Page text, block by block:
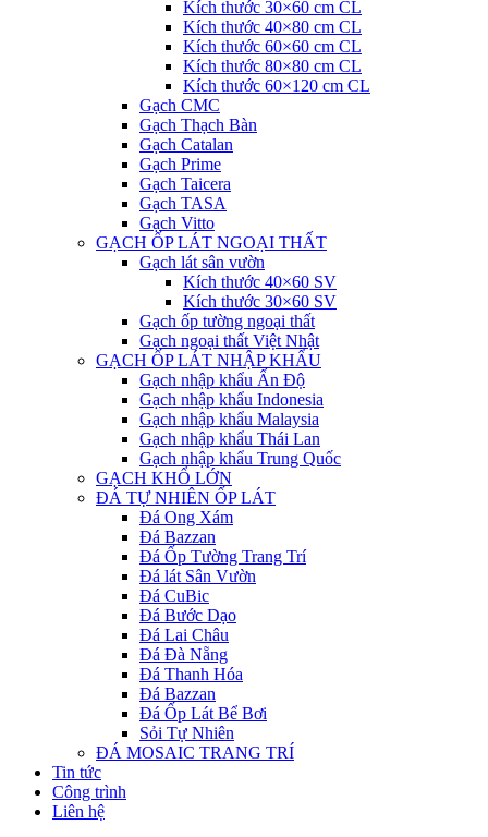
Kích thước 30×60 cm CL
Kích thước 40×80 cm CL
Kích thước 60×60 cm CL
Kích thước 80×80 cm CL
Kích thước 60×120 cm CL
Gạch CMC
Gạch Thạch Bàn
Gạch Catalan
Gạch Prime
Gạch Taicera
Gạch TASA
Gạch Vitto
GẠCH ỐP LÁT NGOẠI THẤT
Gạch lát sân vườn
Kích thước 40×60 SV
Kích thước 30×60 SV
Gạch ốp tường ngoại thất
Gạch ngoại thất Việt Nhật
GẠCH ỐP LÁT NHẬP KHẨU
Gạch nhập khẩu Ấn Độ
Gạch nhập khẩu Indonesia
Gạch nhập khẩu Malaysia
Gạch nhập khẩu Thái Lan
Gạch nhập khẩu Trung Quốc
GẠCH KHỔ LỚN
ĐÁ TỰ NHIÊN ỐP LÁT
Đá Ong Xám
Đá Bazzan
Đá Ốp Tường Trang Trí
Đá lát Sân Vườn
Đá CuBic
Đá Bước Dạo
Đá Lai Châu
Đá Đà Nẵng
Đá Thanh Hóa
Đá Bazzan
Đá Ốp Lát Bể Bơi
Sỏi Tự Nhiên
ĐÁ MOSAIC TRANG TRÍ
Tin tức
Công trình
Liên hệ